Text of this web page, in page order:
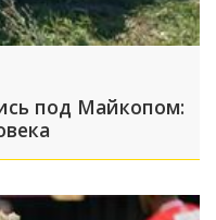
под Майкопом: